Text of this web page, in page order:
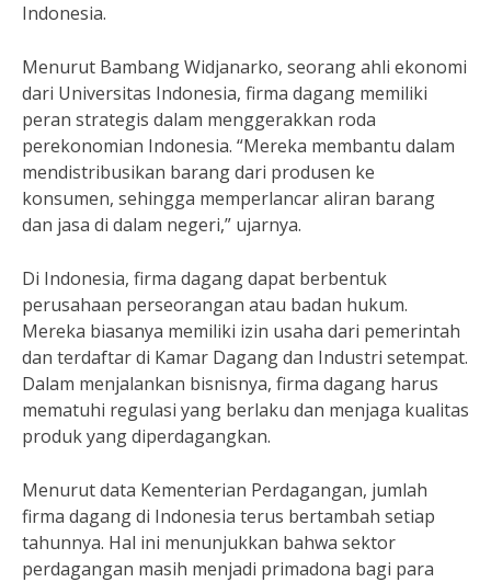
Indonesia.
Menurut Bambang Widjanarko, seorang ahli ekonomi
dari Universitas Indonesia, firma dagang memiliki
peran strategis dalam menggerakkan roda
perekonomian Indonesia. “Mereka membantu dalam
mendistribusikan barang dari produsen ke
konsumen, sehingga memperlancar aliran barang
dan jasa di dalam negeri,” ujarnya.
Di Indonesia, firma dagang dapat berbentuk
perusahaan perseorangan atau badan hukum.
Mereka biasanya memiliki izin usaha dari pemerintah
dan terdaftar di Kamar Dagang dan Industri setempat.
Dalam menjalankan bisnisnya, firma dagang harus
mematuhi regulasi yang berlaku dan menjaga kualitas
produk yang diperdagangkan.
Menurut data Kementerian Perdagangan, jumlah
firma dagang di Indonesia terus bertambah setiap
tahunnya. Hal ini menunjukkan bahwa sektor
perdagangan masih menjadi primadona bagi para